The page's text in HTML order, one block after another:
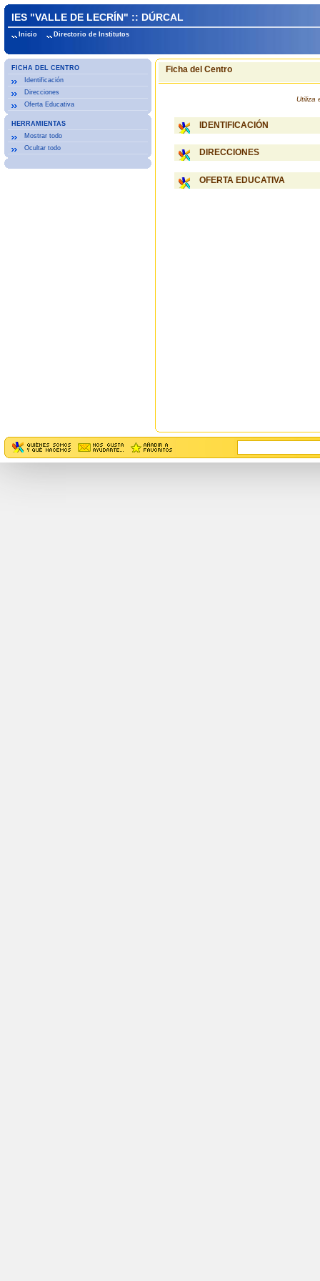
IES "VALLE DE LECRÍN" :: DÚRCAL
Inicio Directorio de Institutos
FICHA DEL CENTRO
Identificación
Direcciones
Oferta Educativa
HERRAMIENTAS
Mostrar todo
Ocultar todo
Ficha del Centro
Utiliza
IDENTIFICACIÓN
DIRECCIONES
OFERTA EDUCATIVA